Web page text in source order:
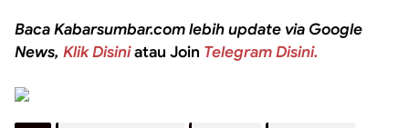
Baca Kabarsumbar.com lebih update via Google
News, Klik Disiniatau Join Telegram Disini.